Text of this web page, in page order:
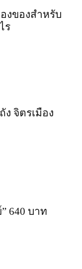
งของสำหรับ
ร
ง จิตรเมือง
640 บาท